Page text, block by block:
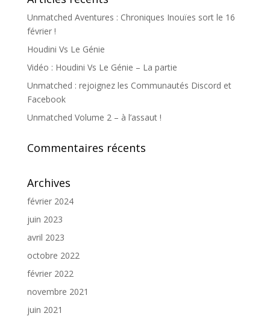
Unmatched Aventures : Chroniques Inouïes sort le 16
février !
Houdini Vs Le Génie
Vidéo : Houdini Vs Le Génie – La partie
Unmatched : rejoignez les Communautés Discord et
Facebook
Unmatched Volume 2 – à l’assaut !
Commentaires récents
Archives
février 2024
juin 2023
avril 2023
octobre 2022
février 2022
novembre 2021
juin 2021